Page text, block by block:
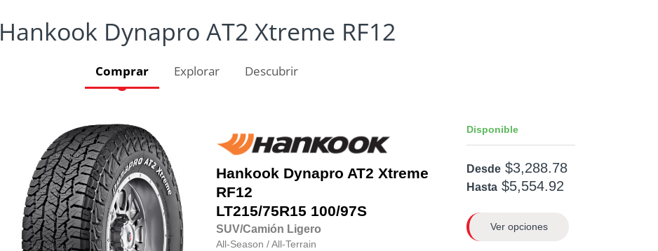
Hankook Dynapro AT2 Xtreme RF12
Comprar Explorar Descubrir
Hankook Dynapro AT2 Xtreme
RF12
LT215/75R15 100/97S
SUV/Camión Ligero
All-Season /All-Terrain
Disponible
Desde $3,288.78
Hasta $5,554.92
Ver opciones